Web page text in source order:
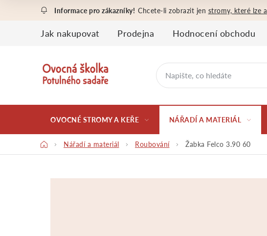
Chcete-li zobrazit jen stromy, které lze
Jak nakupovat Prodejna Hodnocení obchodu
OVOCNÉ STROMY A KEŘE NÁŘADÍ A MATERIÁL
DomůNářadí a materiál Roubování Žabka Felco 3.90 60